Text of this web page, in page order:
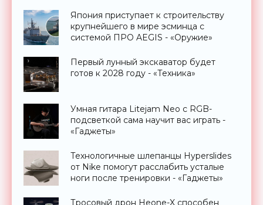
Япония приступает к строительству
крупнейшего в мире эсминца с
системой ПРО AEGIS - «Оружие»
Первый лунный экскаватор будет
готов к 2028 году - «Техника»
Умная гитара Litejam Neo с RGB-
подсветкой сама научит вас играть -
«Гаджеты»
Технологичные шлепанцы Hyperslides
от Nike помогут расслабить усталые
ноги после тренировки - «Гаджеты»
Тросовый дрон Heone-X способен